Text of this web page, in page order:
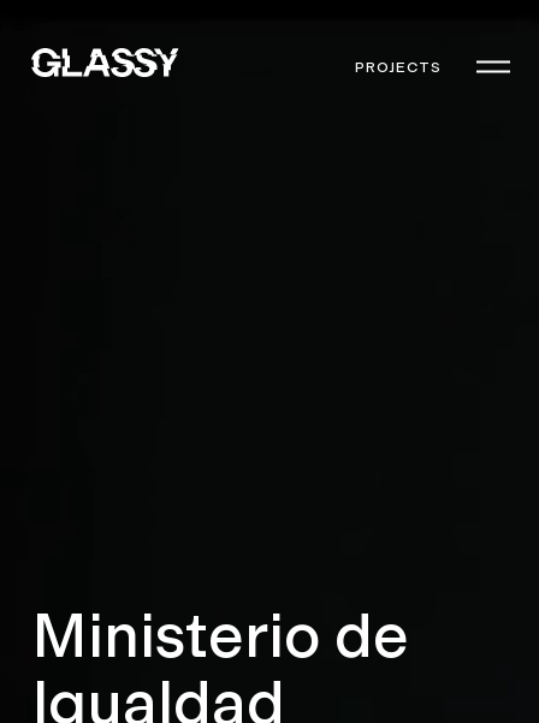
PROJECTS
Ministerio de
Igualdad